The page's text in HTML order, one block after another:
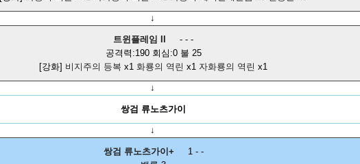
↓
트윈플레임 II
- - -
공격력:190 회심:0 불 25
[강화] 비지주의 등복 x1 화룡의 역린 x1 자화룡의 역린 x1
↓
쌍검 류노츠가이
↓
쌍검 류노츠가이+
1 - -